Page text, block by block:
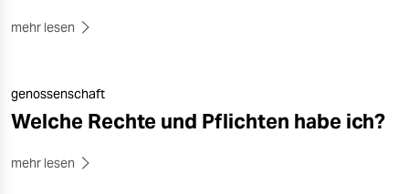
mehr lesen
genossenschaft
Welche Rechte und Pflichten habe ich?
mehr lesen